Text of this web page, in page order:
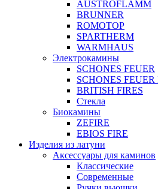
AUSTROFLAMM
BRUNNER
ROMOTOP
SPARTHERM
WARMHAUS
Электрокамины
SCHONES FEUER
SCHONES
BRITISH FIRES
Стекла
Биокамины
ZEFIRE
EBIOS FIRE
Изделия из латуни
Аксессуары для каминов
Классические
Современные